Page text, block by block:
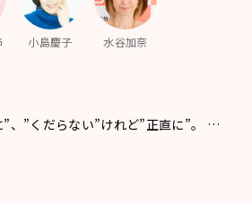
小島慶子 水谷加奈
、”くだらない”けれど”正直に”。 …